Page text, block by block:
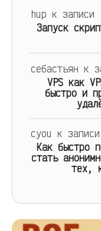
hup к записи
Запуск
себастьян к
VPS как
быстро и
cyou к записи
Как быстро
стать
тех,